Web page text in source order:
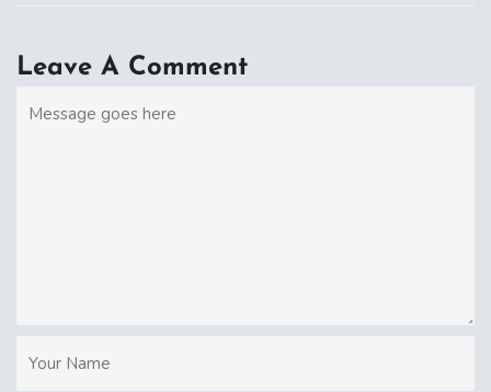
Leave A Comment